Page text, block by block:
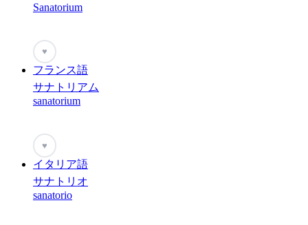
Sanatorium
♥
フランス語
サナトリアム
sanatorium
♥
イタリア語
サナトリオ
sanatorio